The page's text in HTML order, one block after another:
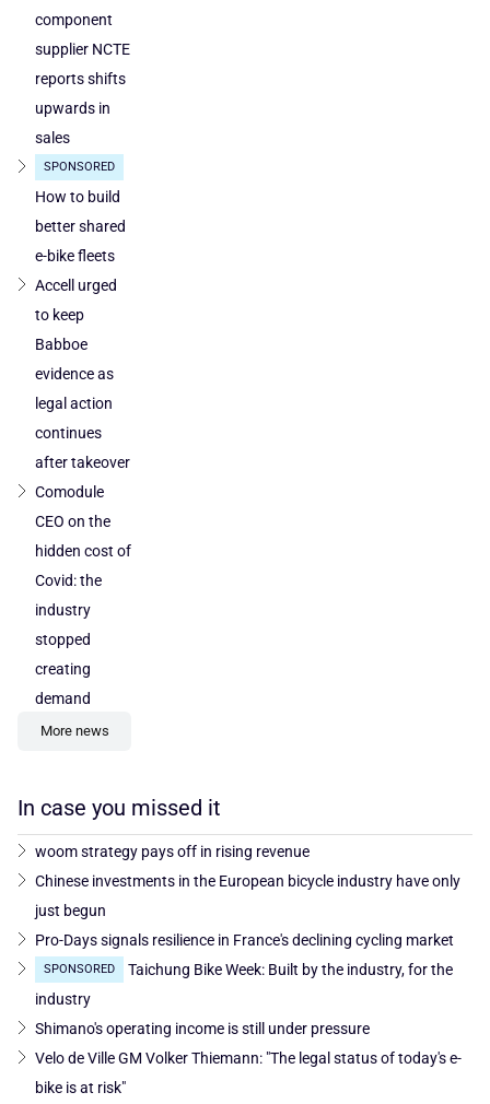
component
supplier NCTE
reports shifts
upwards in
sales
SPONSORED
How to build
better shared
e-bike fleets
Accell urged
to keep
Babboe
evidence as
legal action
continues
after takeover
Comodule
CEO on the
hidden cost of
Covid: the
industry
stopped
creating
demand
More news
In case you missed it
woom strategy pays off in rising revenue
Chinese investments in the European bicycle industry have only
just begun
Pro-Days signals resilience in France's declining cycling market
SPONSORED
Taichung Bike Week: Built by the industry, for the
industry
Shimano's operating income is still under pressure
Velo de Ville GM Volker Thiemann: "The legal status of today's e-
bike is at risk"